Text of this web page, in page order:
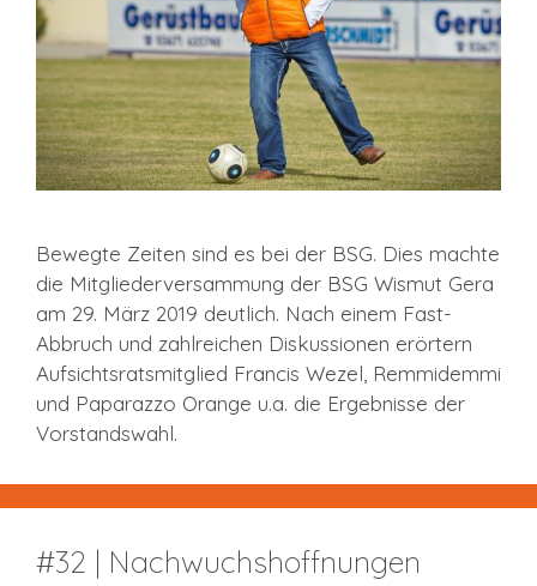
Bewegte Zeiten sind es bei der BSG. Dies machte
die Mitgliederversammung der BSG Wismut Gera
am 29. März 2019 deutlich. Nach einem Fast-
Abbruch und zahlreichen Diskussionen erörtern
Aufsichtsratsmitglied Francis Wezel, Remmidemmi
und Paparazzo Orange u.a. die Ergebnisse der
Vorstandswahl.
#32 | Nachwuchshoffnungen